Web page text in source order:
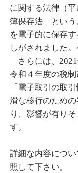
に関する法律（
簿保存法」とい
を電子的に保存
しがされました
さらには、2021
令和４年度の税制
「電子取引の取
滑な移行のため
り、影響が有り
す。
詳細な内容につ
照して下さい。